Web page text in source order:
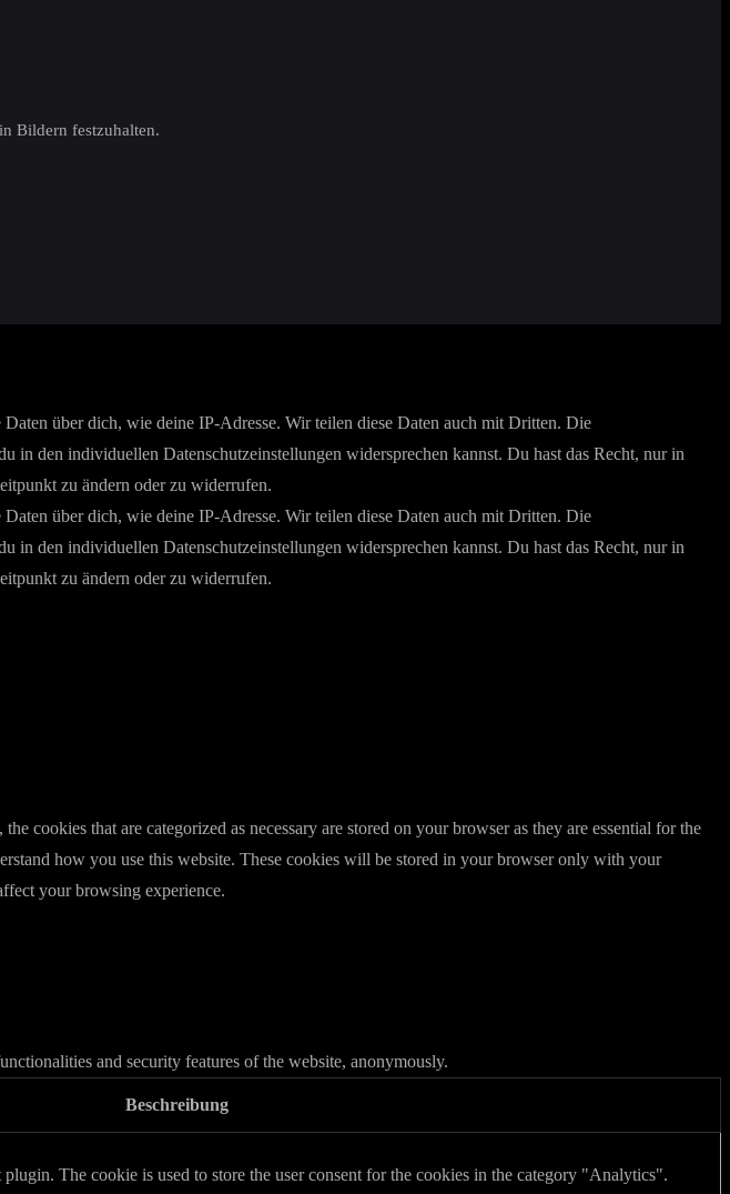
Bildern festzuhalten.
über dich, wie deine IP-Adresse. Wir teilen diese Daten auch mit Dritten. Die
in den individuellen Datenschutzeinstellungen widersprechen kannst. Du hast das Recht, nur in
zu ändern oder zu widerrufen.
über dich, wie deine IP-Adresse. Wir teilen diese Daten auch mit Dritten. Die
in den individuellen Datenschutzeinstellungen widersprechen kannst. Du hast das Recht, nur in
zu ändern oder zu widerrufen.
cookies that are categorized as necessary are stored on your browser as they are essential for the
how you use this website. These cookies will be stored in your browser only with your
your browsing experience.
and security features of the website, anonymously.
Beschreibung
The cookie is used to store the user consent for the cookies in the category "Analytics".